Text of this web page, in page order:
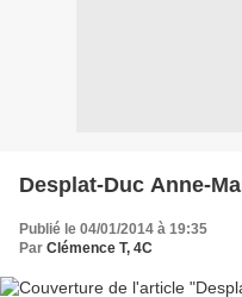
Desplat-Duc Anne-
Publié le 04/01/2014 à 19:35
Par Clémence T, 4C